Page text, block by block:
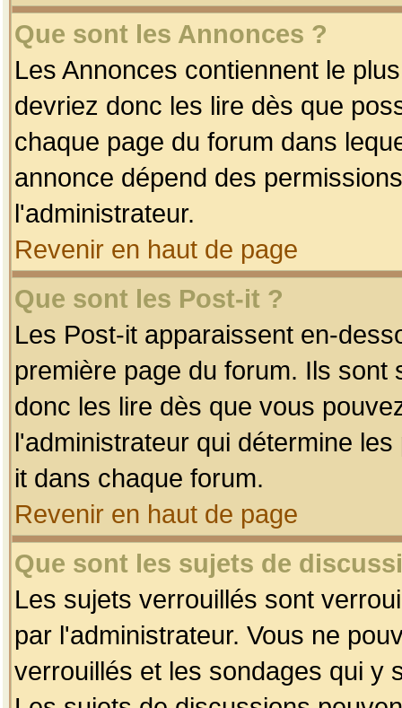
Que sont les Annonces ?
Les Annonces contiennent le
devriez donc les lire dès que
chaque page du forum dans
annonce dépend des
l'administrateur.
Revenir en haut de page
Que sont les Post-it ?
Les Post-it apparaissent en-
première page du forum. Ils
donc les lire dès que vous
l'administrateur qui détermine
it dans chaque forum.
Revenir en haut de page
Que sont les sujets de
Les sujets verrouillés sont
par l'administrateur. Vous ne
verrouillés et les sondages qui y